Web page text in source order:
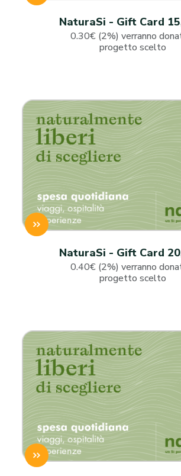
NaturaSi - Gift Card
0.30€ (2%) verranno
progetto scelto
NaturaSi - Gift Card
0.40€ (2%) verranno
progetto scelto